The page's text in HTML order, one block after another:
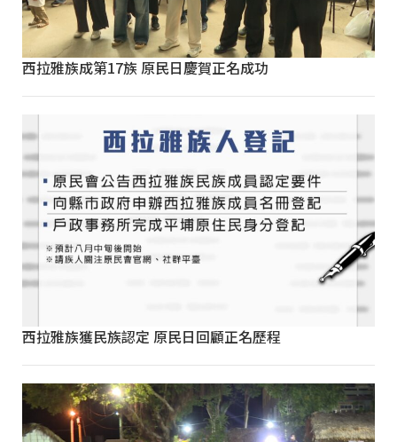
西拉雅族成第17族 原民日慶賀正名成功
西拉雅族獲民族認定 原民日回顧正名歷程